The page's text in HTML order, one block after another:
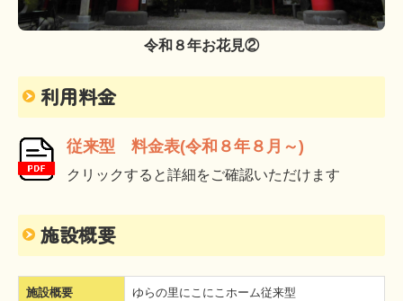
令和８年お花見②
利用料金
従来型 料金表(令和８年８月～)
クリックすると詳細をご確認いただけます
施設概要
施設概要 ゆらの里にこにこホーム従来型